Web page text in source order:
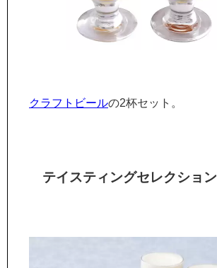
クラフトビールの2杯セット。
テイスティングセレクション